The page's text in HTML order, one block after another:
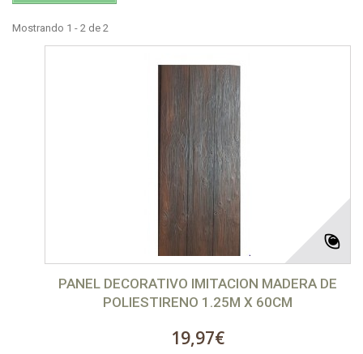
Mostrando 1 - 2 de 2
PANEL DECORATIVO IMITACION MADERA DE
POLIESTIRENO 1.25M X 60CM
19,97€